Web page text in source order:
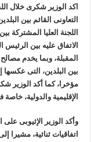
اكد الوزير شكرى خلال
التعاونى القائم بين
اللجنة العليا المشتركة
الاتفاق عليه بين
المقبلة، وبما يخدم مصالح
بين البلدين، التى عكسها
مؤخرا، كما أكد الوزير
الإقليمية والدولية،
وأكد الوزير الإثيوبى على
اتفاقيات ثنائية،